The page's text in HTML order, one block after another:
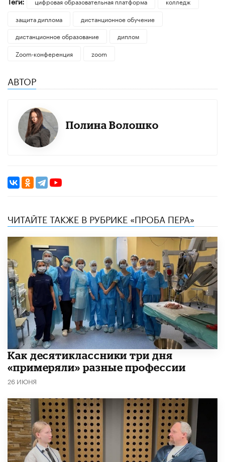
защита диплома
дистанционное обучение
дистанционное образование
диплом
Zoom-конференция
zoom
АВТОР
Полина Волошко
ЧИТАЙТЕ ТАКЖЕ В РУБРИКЕ «ПРОБА ПЕРА»
Как десятиклассники три дня
«примеряли» разные профессии
26 ИЮНЯ